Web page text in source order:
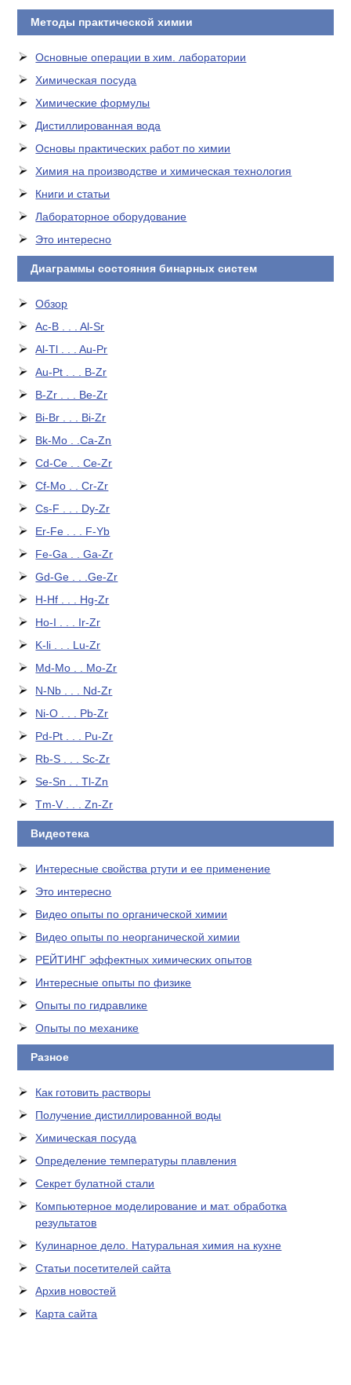
Методы практической химии
Основные операции в хим. лаборатории
Химическая посуда
Химические формулы
Дистиллированная вода
Основы практических работ по химии
Химия на производстве и химическая технология
Книги и статьи
Лабораторное оборудование
Это интересно
Диаграммы состояния бинарных систем
Обзор
Ac-B . . . Al-Sr
Al-Tl . . . Au-Pr
Au-Pt . . . B-Zr
B-Zr . . . Be-Zr
Bi-Br . . . Bi-Zr
Bk-Mo . .Ca-Zn
Cd-Ce . . Ce-Zr
Cf-Mo . . Cr-Zr
Cs-F . . . Dy-Zr
Er-Fe . . . F-Yb
Fe-Ga . . Ga-Zr
Gd-Ge . . .Ge-Zr
H-Hf . . . Hg-Zr
Ho-I . . . Ir-Zr
K-li . . . Lu-Zr
Md-Mo . . Mo-Zr
N-Nb . . . Nd-Zr
Ni-O . . . Pb-Zr
Pd-Pt . . . Pu-Zr
Rb-S . . . Sc-Zr
Se-Sn . . Tl-Zn
Tm-V . . . Zn-Zr
Видеотека
Интересные свойства ртути и ее применение
Это интересно
Видео опыты по органической химии
Видео опыты по неорганической химии
РЕЙТИНГ эффектных химических опытов
Интересные опыты по физике
Опыты по гидравлике
Опыты по механике
Разное
Как готовить растворы
Получение дистиллированной воды
Химическая посуда
Определение температуры плавления
Секрет булатной стали
Компьютерное моделирование и мат. обработка
результатов
Кулинарное дело. Натуральная химия на кухне
Статьи посетителей сайта
Архив новостей
Карта сайта